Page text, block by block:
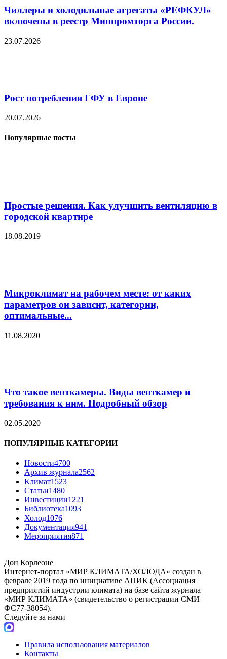
Чиллеры и холодильные агрегаты «РЕФКУЛ»
включены в реестр Минпромторга России.
23.07.2026
Рост потребления ГФУ в Европе
20.07.2026
Популярные посты
Простые решения. Как улучшить вентиляцию в
городской квартире
18.08.2019
Микроклимат на рабочем месте: от каких
параметров он зависит, категории,
оптимальные...
11.08.2020
Что такое венткамеры. Виды венткамер и
требования к ним. Подробный обзор
02.05.2020
ПОПУЛЯРНЫЕ КАТЕГОРИИ
Новости4700
Архив журнала2562
Климат1523
Статьи1480
Инвестиции1221
Библиотека1093
Холод1076
Документация941
Мероприятия871
Дон Корлеоне
Интернет-портал «МИР КЛИМАТА/ХОЛОДА» создан в
феврале 2019 года по инициативе АПИК (Ассоциация
предприятий индустрии климата) на базе сайта журнала
«МИР КЛИМАТА» (свидетельство о регистрации СМИ
ФС77-38054).
Следуйте за нами
Правила использования материалов
Контакты